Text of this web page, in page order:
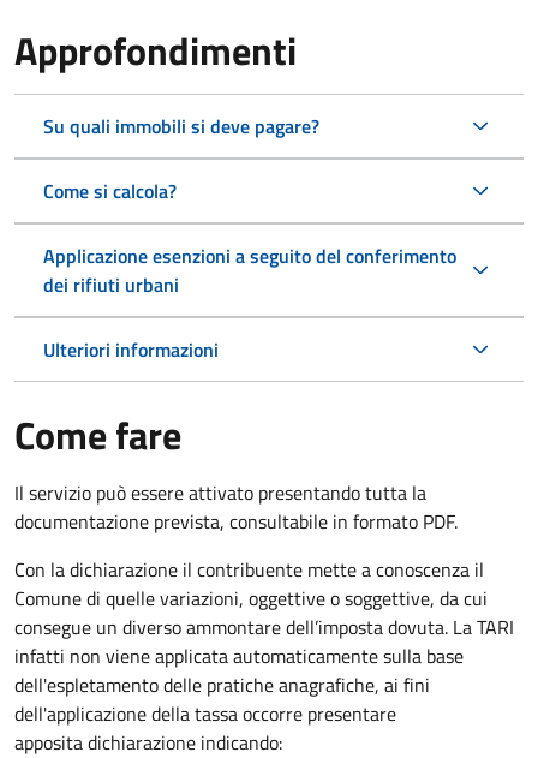
Approfondimenti
Su quali immobili si deve pagare?
Come si calcola?
Applicazione esenzioni a seguito del conferimento
dei rifiuti urbani
Ulteriori informazioni
Come fare
Il servizio può essere attivato presentando tutta la
documentazione prevista, consultabile in formato PDF.
Con la dichiarazione il contribuente mette a conoscenza il
Comune di quelle variazioni, oggettive o soggettive, da cui
consegue un diverso ammontare dell’imposta dovuta. La TARI
infatti non viene applicata automaticamente sulla base
dell'espletamento delle pratiche anagrafiche, ai fini
dell'applicazione della tassa occorre presentare
apposita dichiarazione indicando: